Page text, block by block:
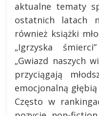
aktualne tematy
ostatnich latach
również książki
„Igrzyska
„Gwiazd naszych
przyciągają
emocjonalną
Często w